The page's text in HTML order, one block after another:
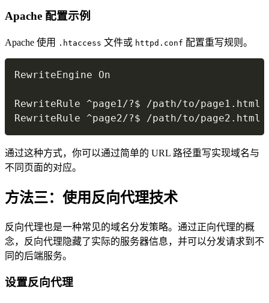
Apache 配置示例
Apache 使用 .htaccess 文件或 httpd.conf 配置重写规则。
RewriteEngine On
RewriteRule ^page1/?$ /path/to/page1.html
RewriteRule ^page2/?$ /path/to/page2.html
通过这种方式，你可以通过简单的 URL 路径重写实现域名与
不同页面的对应。
方法三：使用反向代理技术
反向代理也是一种常见的域名分发策略。通过正向代理的概
念，反向代理隐藏了实际的服务器信息，并可以分发请求到不
同的后端服务。
设置反向代理